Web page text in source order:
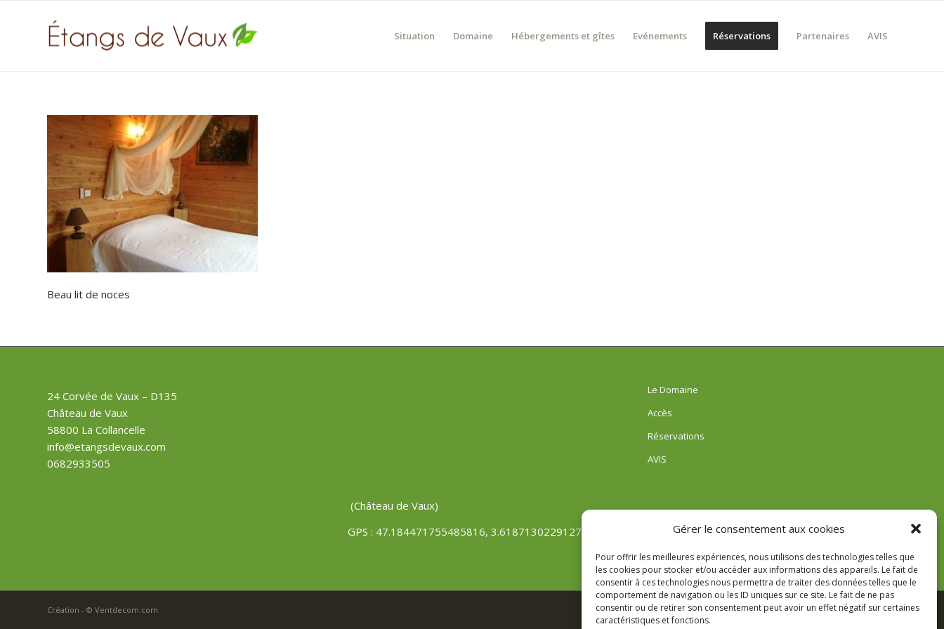
Gérer le consentement aux cookies
Pour offrir les meilleures expériences, nous utilisons des technologies telles que
les cookies pour stocker et/ou accéder aux informations des appareils. Le fait de
consentir à ces technologies nous permettra de traiter des données telles que le
comportement de navigation ou les ID uniques sur ce site. Le fait de ne pas
consentir ou de retirer son consentement peut avoir un effet négatif sur certaines
caractéristiques et fonctions.
Situation Domaine Hébergements et gîtes Evénements Réservations Partenaires AVIS
Beau lit de noces
24 Corvée de Vaux – D135
Château de Vaux
58800 La Collancelle
info@etangsdevaux.com
0682933505
(Château de Vaux)
GPS : 47.184471755485816, 3.618713022912785
Le Domaine
Accès
Réservations
AVIS
Création - © Ventdecom.com